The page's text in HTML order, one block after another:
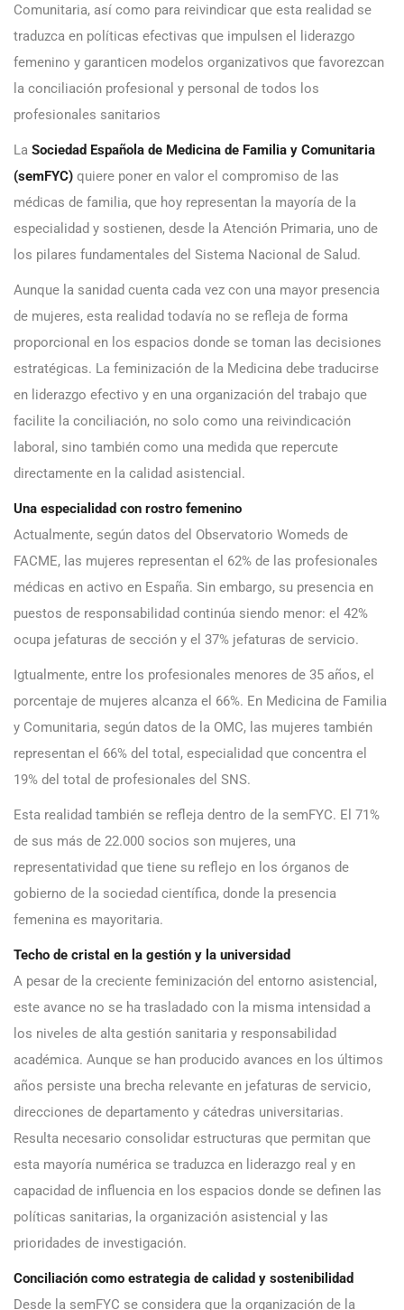
Comunitaria, así como para reivindicar que esta realidad se
traduzca en políticas efectivas que impulsen el liderazgo
femenino y garanticen modelos organizativos que favorezcan
la conciliación profesional y personal de todos los
profesionales sanitarios
La Sociedad Española de Medicina de Familia y Comunitaria
(semFYC) quiere poner en valor el compromiso de las
médicas de familia, que hoy representan la mayoría de la
especialidad y sostienen, desde la Atención Primaria, uno de
los pilares fundamentales del Sistema Nacional de Salud.
Aunque la sanidad cuenta cada vez con una mayor presencia
de mujeres, esta realidad todavía no se refleja de forma
proporcional en los espacios donde se toman las decisiones
estratégicas. La feminización de la Medicina debe traducirse
en liderazgo efectivo y en una organización del trabajo que
facilite la conciliación, no solo como una reivindicación
laboral, sino también como una medida que repercute
directamente en la calidad asistencial.
Una especialidad con rostro femenino
Actualmente, según datos del Observatorio Womeds de
FACME, las mujeres representan el 62% de las profesionales
médicas en activo en España. Sin embargo, su presencia en
puestos de responsabilidad continúa siendo menor: el 42%
ocupa jefaturas de sección y el 37% jefaturas de servicio.
Igtualmente, entre los profesionales menores de 35 años, el
porcentaje de mujeres alcanza el 66%. En Medicina de Familia
y Comunitaria, según datos de la OMC, las mujeres también
representan el 66% del total, especialidad que concentra el
19% del total de profesionales del SNS.
Esta realidad también se refleja dentro de la semFYC. El 71%
de sus más de 22.000 socios son mujeres, una
representatividad que tiene su reflejo en los órganos de
gobierno de la sociedad científica, donde la presencia
femenina es mayoritaria.
Techo de cristal en la gestión y la universidad
A pesar de la creciente feminización del entorno asistencial,
este avance no se ha trasladado con la misma intensidad a
los niveles de alta gestión sanitaria y responsabilidad
académica. Aunque se han producido avances en los últimos
años persiste una brecha relevante en jefaturas de servicio,
direcciones de departamento y cátedras universitarias.
Resulta necesario consolidar estructuras que permitan que
esta mayoría numérica se traduzca en liderazgo real y en
capacidad de influencia en los espacios donde se definen las
políticas sanitarias, la organización asistencial y las
prioridades de investigación.
Conciliación como estrategia de calidad y sostenibilidad
Desde la semFYC se considera que la organización de la